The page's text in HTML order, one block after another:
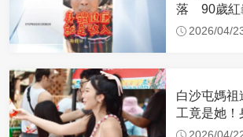
落 90歲紅
幕2026/04/
白沙屯媽祖
工竟是她！
禮生 一輩